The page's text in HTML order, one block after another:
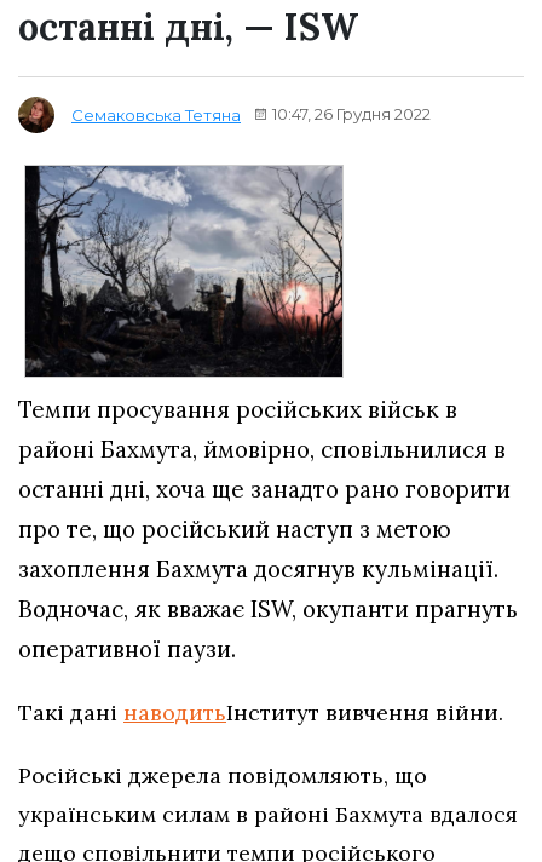
останні дні, — ISW
Семаковська Тетяна 10:47, 26 Грудня 2022
Темпи просування російських військ в
районі Бахмута, ймовірно, сповільнилися в
останні дні, хоча ще занадто рано говорити
про те, що російський наступ з метою
захоплення Бахмута досягнув кульмінації.
Водночас, як вважає ISW, окупанти прагнуть
оперативної паузи.
Такі дані наводитьІнститут вивчення війни.
Російські джерела повідомляють, що
українським силам в районі Бахмута вдалося
дещо сповільнити темпи російського